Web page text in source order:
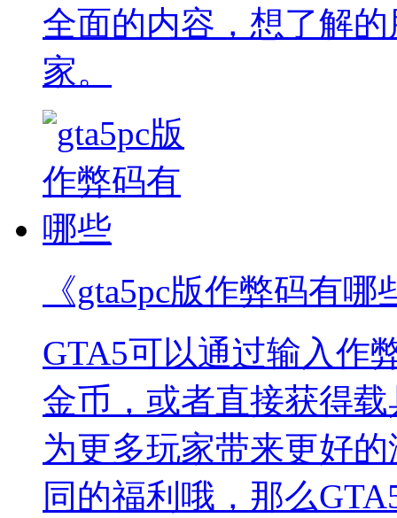
全面的内容，想了解
家。
《gta5pc版作弊码有哪
GTA5可以通过输入作
金币，或者直接获得
为更多玩家带来更好
同的福利哦，那么